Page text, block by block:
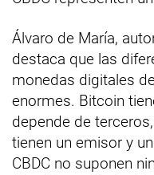
Álvaro de María,
destaca que las
monedas digitales
enormes. Bitcoin
depende de
tienen un emisor y
CBDC no suponen